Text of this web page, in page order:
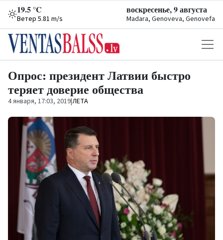
19.5 °C
Ветер 5.81 m/s
воскресенье, 9 августа
Madara, Genoveva, Genovefa
Опрос: президент Латвии быстро
теряет доверие общества
4 января, 17:03, 2019|ЛЕТА